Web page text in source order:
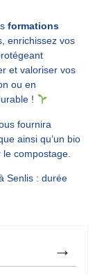
formations
enrichissez vos
et valoriser vos
ou en
!
fournira
ainsi qu’un bio
compostage.
Senlis : durée